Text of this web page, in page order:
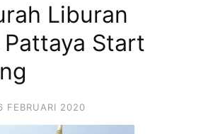
Liburan
Start
FEBRUARI 2020